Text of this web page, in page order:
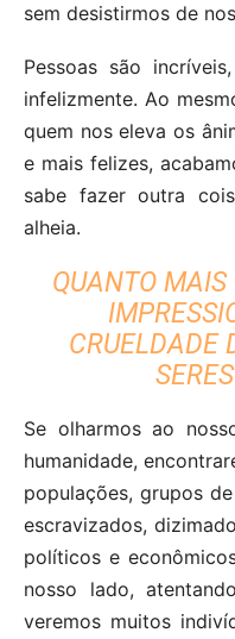
sem desistirmos de
Pessoas são
infelizmente. Ao
quem nos eleva os
e mais felizes,
sabe fazer outra
alheia.
QUANTO
CRUELDADE
Se olharmos ao
humanidade,
populações, grupos
escravizados,
políticos e
nosso lado,
veremos muitos